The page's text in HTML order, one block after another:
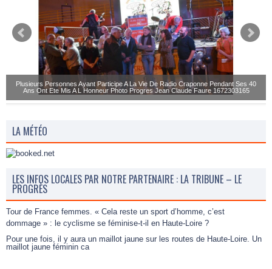
Plusieurs Personnes Ayant Participe A La Vie De Radio Craponne Pendant Ses 40
Ans Ont Ete Mis A L Honneur Photo Progres Jean Claude Faure 1672303165
LA MÉTÉO
LES INFOS LOCALES PAR NOTRE PARTENAIRE : LA TRIBUNE – LE
PROGRÈS
Tour de France femmes. « Cela reste un sport d’homme, c’est
dommage » : le cyclisme se féminise-t-il en Haute-Loire ?
Pour une fois, il y aura un maillot jaune sur les routes de Haute-Loire. Un
maillot jaune féminin ca